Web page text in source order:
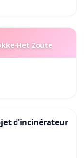
Het Zoute
d'incinérateur